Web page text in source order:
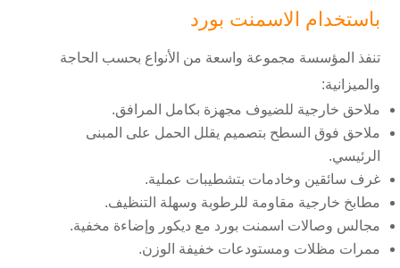
باستخدام الاسمنت بورد
تنفذ المؤسسة مجموعة واسعة من الأنواع بحسب الحاجة
والميزانية:
ملاحق خارجية للضيوف مجهزة بكامل المرافق.
ملاحق فوق السطح بتصميم يقلل الحمل على المبنى
الرئيسي.
غرف سائقين وخادمات بتشطيبات عملية.
مطابخ خارجية مقاومة للرطوبة وسهلة التنظيف.
مجالس وصالات اسمنت بورد مع ديكور وإضاءة مخفية.
ممرات مظلات ومستودعات خفيفة الوزن.